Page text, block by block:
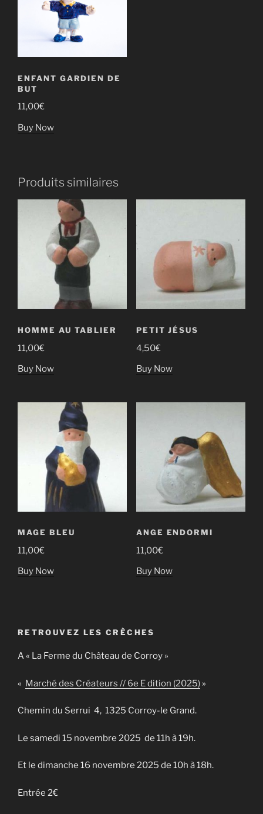
ENFANT GARDIEN DE
BUT
11,00€
Buy Now
Produits similaires
HOMME AU TABLIER
11,00€
Buy Now
PETIT JÉSUS
4,50€
Buy Now
MAGE BLEU
11,00€
Buy Now
ANGE ENDORMI
11,00€
Buy Now
RETROUVEZ LES CRÈCHES
A « La Ferme du Château de Corroy »
« Marché des Créateurs // 6e E dition (2025) »
Chemin du Serrui 4, 1325 Corroy-le Grand.
Le samedi 15 novembre 2025 de 11h à 19h.
Et le dimanche 16 novembre 2025 de 10h à 18h.
Entrée 2€